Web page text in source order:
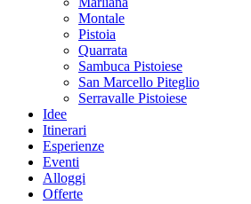
Montale
Pistoia
Quarrata
Sambuca Pistoiese
San Marcello Piteglio
Serravalle Pistoiese
Idee
Itinerari
Esperienze
Eventi
Alloggi
Offerte